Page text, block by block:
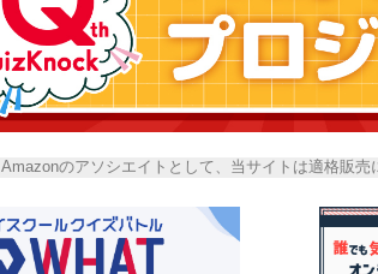
Amazonのアソシエイトとして、当サイトは適格販売